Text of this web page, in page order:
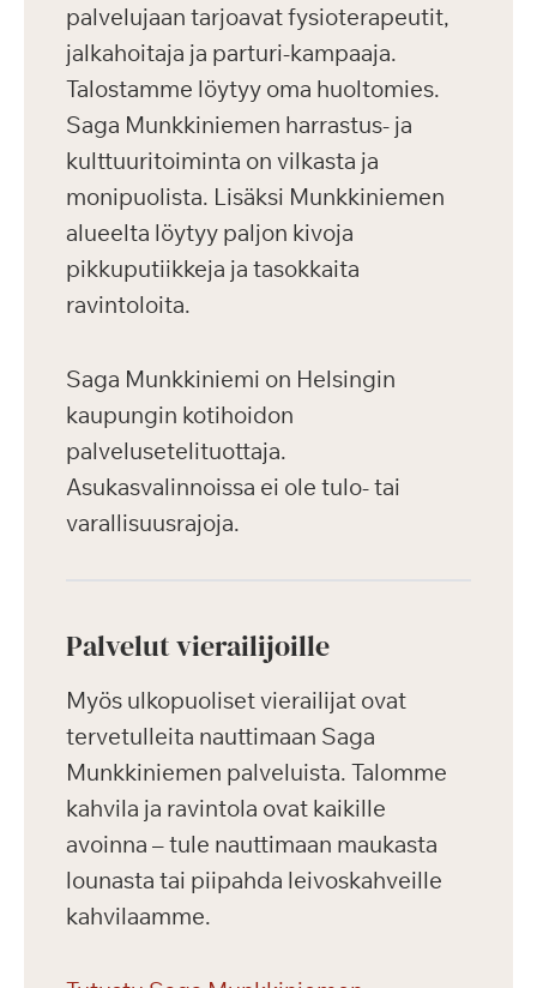
palvelujaan tarjoavat fysioterapeutit,
jalkahoitaja ja parturi-kampaaja.
Talostamme löytyy oma huoltomies.
Saga Munkkiniemen harrastus- ja
kulttuuritoiminta on vilkasta ja
monipuolista. Lisäksi Munkkiniemen
alueelta löytyy paljon kivoja
pikkuputiikkeja ja tasokkaita
ravintoloita.
Saga Munkkiniemi on Helsingin
kaupungin kotihoidon
palvelusetelituottaja.
Asukasvalinnoissa ei ole tulo- tai
varallisuusrajoja.
Palvelut vierailijoille
Myös ulkopuoliset vierailijat ovat
tervetulleita nauttimaan Saga
Munkkiniemen palveluista. Talomme
kahvila ja ravintola ovat kaikille
avoinna – tule nauttimaan maukasta
lounasta tai piipahda leivoskahveille
kahvilaamme.